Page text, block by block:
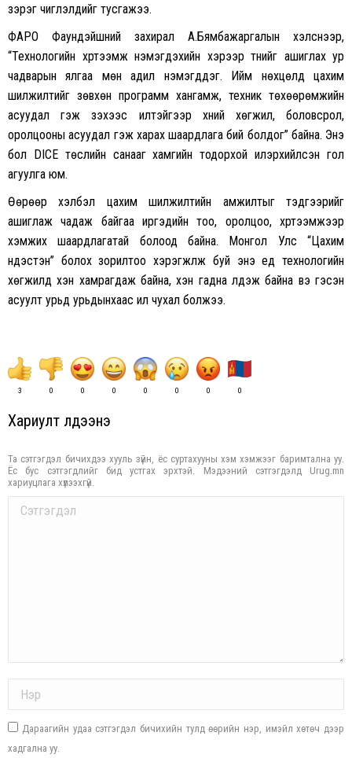
зэрэг чиглэлүүдийг тусгажээ.
ФАРО Фаундэйшний захирал А.Бямбажаргалын хэлснээр,
“Технологийн хүртээмж нэмэгдэхийн хэрээр түүнийг ашиглах ур
чадварын ялгаа мөн адил нэмэгддэг. Ийм нөхцөлд цахим
шилжилтийг зөвхөн программ хангамж, техник төхөөрөмжийн
асуудал гэж үзэхээс илүүтэйгээр хүний хөгжил, боловсрол,
оролцооны асуудал гэж харах шаардлага бий болдог” байна. Энэ
бол DICE төслийн санааг хамгийн тодорхой илэрхийлсэн гол
агуулга юм.
Өөрөөр хэлбэл цахим шилжилтийн амжилтыг тэдгээрийг
ашиглаж чадаж байгаа иргэдийн тоо, оролцоо, хүртээмжээр
хэмжих шаардлагатай болоод байна. Монгол Улс “Цахим
үндэстэн” болох зорилтоо хэрэгжүүлж буй энэ үед технологийн
хөгжилд хэн хамрагдаж байна, хэн гадна үлдэж байна вэ гэсэн
асуулт урьд урьдынхаас илүү чухал болжээ.
3 0 0 0 0 0 0 0
Хариулт үлдээнэ үү
Та сэтгэгдэл бичихдээ хууль зүйн, ёс суртахууны хэм хэмжээг баримтална уу.
Ёс бус сэтгэгдлийг бид устгах эрхтэй. Мэдээний сэтгэгдэлд Urug.mn
хариуцлага хүлээхгүй.
Comment
Дараагийн удаа сэтгэгдэл бичихийн тулд өөрийн нэр, имэйл хөтөч дээр
хадгална уу.